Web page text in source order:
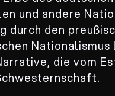
und andere
durch den
die vom